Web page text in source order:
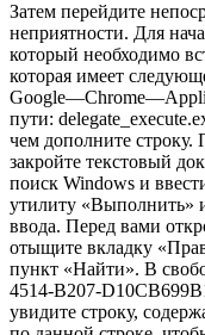
Затем перейдите
неприятности. Для
который необходимо
которая имеет
пути:
чем дополните строку.
закройте текстовый
поиск Windows и
утилиту «Выполнить»
ввода. Перед вами
отыщите вкладку
пункт «Найти». В
4514-B207-
увидите строку,